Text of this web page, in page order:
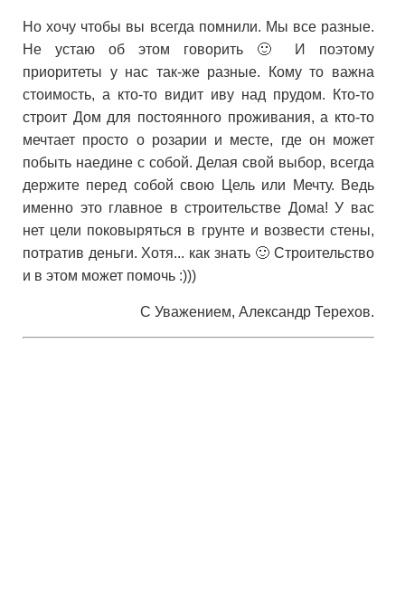
Но хочу чтобы вы всегда помнили. Мы все разные.
Не устаю об этом говорить 🙂 И поэтому
приоритеты у нас так-же разные. Кому то важна
стоимость, а кто-то видит иву над прудом. Кто-то
строит Дом для постоянного проживания, а кто-то
мечтает просто о розарии и месте, где он может
побыть наедине с собой. Делая свой выбор, всегда
держите перед собой свою Цель или Мечту. Ведь
именно это главное в строительстве Дома! У вас
нет цели поковыряться в грунте и возвести стены,
потратив деньги. Хотя... как знать 🙂 Строительство
и в этом может помочь :)))
С Уважением, Александр Терехов.